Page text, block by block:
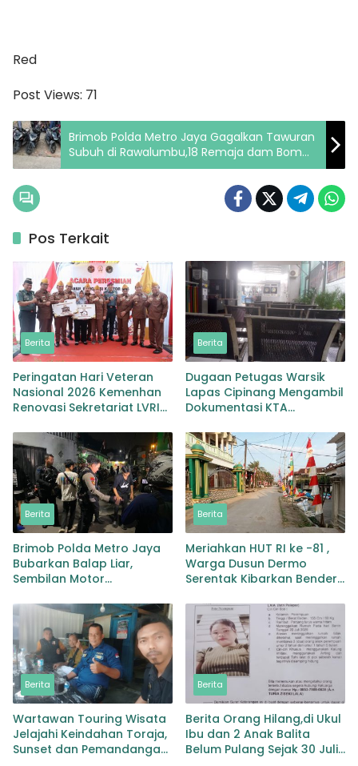
Red
Post Views: 71
Brimob Polda Metro Jaya Gagalkan Tawuran
Subuh di Rawalumbu,18 Remaja dam Bom
Molotov Diamankan
Pos Terkait
Berita
Peringatan Hari Veteran
Nasional 2026 Kemenhan
Renovasi Sekretariat LVRI
Berita
Dugaan Petugas Warsik
Lapas Cipinang Mengambil
Dokumentasi KTA
Perintah,Tuai Sorotan
Berita
Brimob Polda Metro Jaya
Bubarkan Balap Liar,
Sembilan Motor
Timur
Berita
Meriahkan HUT RI ke -81 ,
Warga Dusun Dermo
Serentak Kibarkan Bendera
Berita
Wartawan Touring Wisata
Jelajahi Keindahan Toraja,
Sunset dan Pemandangan
Berita
Berita Orang Hilang,di Ukul
Ibu dan 2 Anak Balita
Belum Pulang Sejak 30 Juli